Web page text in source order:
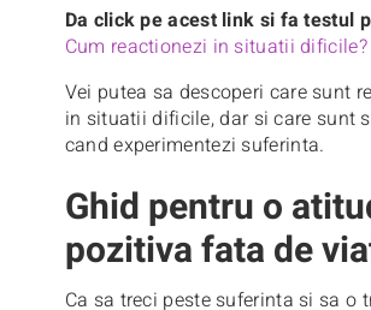
Da click pe acest link si fa testul
Cum reactionezi in situatii dificile?
Vei putea sa descoperi care sunt
in situatii dificile, dar si care sunt
cand experimentezi suferinta.
Ghid pentru o
pozitiva fata de
Ca sa treci peste suferinta si sa o